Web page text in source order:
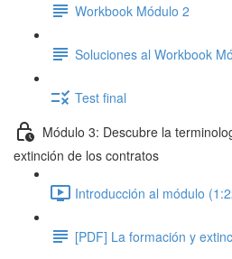
Workbook Módulo 2
Soluciones al Workbook
Test final
Módulo 3: Descubre la
extinción de los contratos
Introducción al módulo
[PDF] La formación y